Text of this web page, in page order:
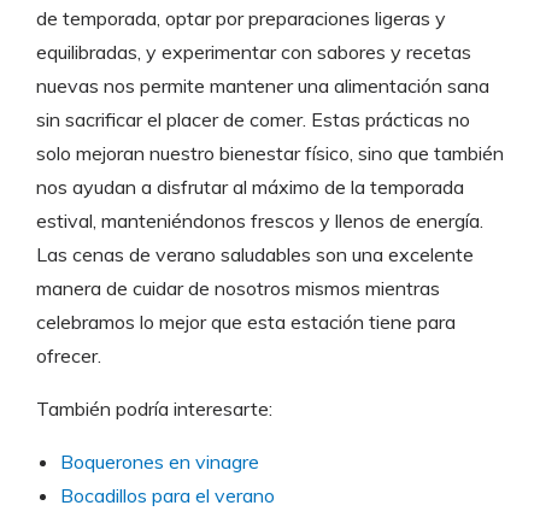
de temporada, optar por preparaciones ligeras y
equilibradas, y experimentar con sabores y recetas
nuevas nos permite mantener una alimentación sana
sin sacrificar el placer de comer. Estas prácticas no
solo mejoran nuestro bienestar físico, sino que también
nos ayudan a disfrutar al máximo de la temporada
estival, manteniéndonos frescos y llenos de energía.
Las cenas de verano saludables son una excelente
manera de cuidar de nosotros mismos mientras
celebramos lo mejor que esta estación tiene para
ofrecer.
También podría interesarte:
Boquerones en vinagre
Bocadillos para el verano